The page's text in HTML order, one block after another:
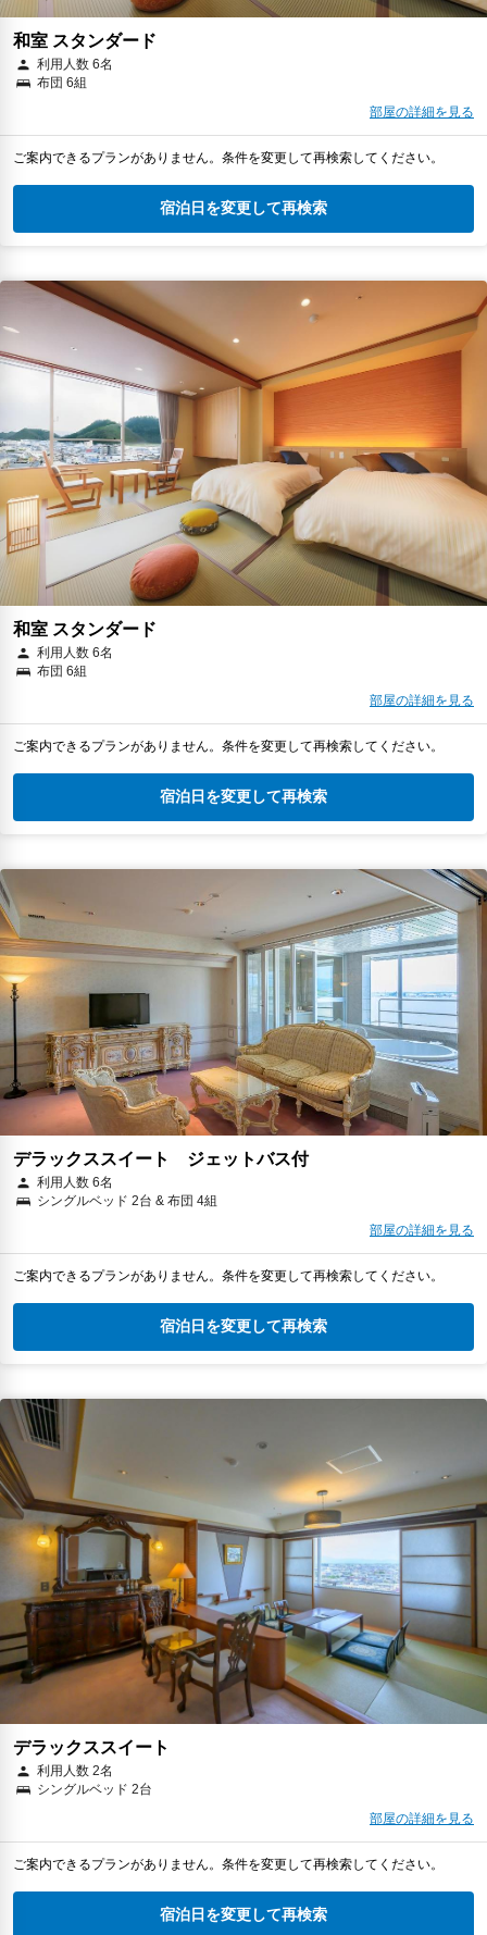
和室 スタンダード
利用人数 6名
布団 6組
部屋の詳細を見る
ご案内できるプランがありません。条件を変更して再検索してください。
宿泊日を変更して再検索
和室 スタンダード
利用人数 6名
布団 6組
部屋の詳細を見る
ご案内できるプランがありません。条件を変更して再検索してください。
宿泊日を変更して再検索
デラックススイート ジェットバス付
利用人数 6名
シングルベッド 2台 & 布団 4組
部屋の詳細を見る
ご案内できるプランがありません。条件を変更して再検索してください。
宿泊日を変更して再検索
デラックススイート
利用人数 2名
シングルベッド 2台
部屋の詳細を見る
ご案内できるプランがありません。条件を変更して再検索してください。
宿泊日を変更して再検索